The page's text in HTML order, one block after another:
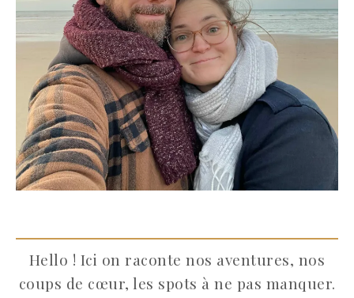
Hello ! Ici on raconte nos aventures, nos
coups de cœur, les spots à ne pas manquer.